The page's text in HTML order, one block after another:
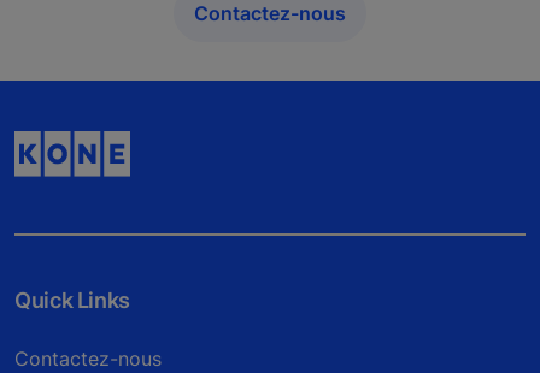
Contactez-nous
Quick Links
Contactez-nous